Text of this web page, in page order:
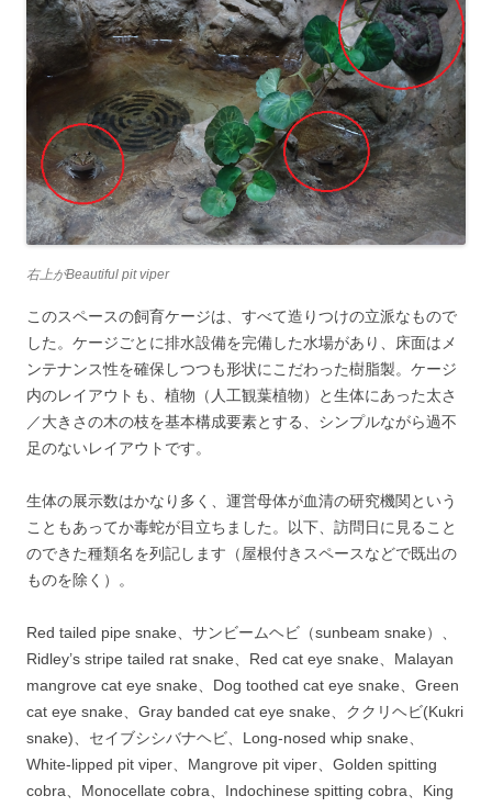
右上がBeautiful pit viper
このスペースの飼育ケージは、すべて造りつけの立派なもので
した。ケージごとに排水設備を完備した水場があり、床面はメ
ンテナンス性を確保しつつも形状にこだわった樹脂製。ケージ
内のレイアウトも、植物（人工観葉植物）と生体にあった太さ
／大きさの木の枝を基本構成要素とする、シンプルながら過不
足のないレイアウトです。
生体の展示数はかなり多く、運営母体が血清の研究機関という
こともあってか毒蛇が目立ちました。以下、訪問日に見ること
のできた種類名を列記します（屋根付きスペースなどで既出の
ものを除く）。
Red tailed pipe snake、サンビームヘビ（sunbeam snake）、
Ridley’s stripe tailed rat snake、Red cat eye snake、Malayan
mangrove cat eye snake、Dog toothed cat eye snake、Green
cat eye snake、Gray banded cat eye snake、ククリヘビ(Kukri
snake)、セイブシシバナヘビ、Long-nosed whip snake、
White-lipped pit viper、Mangrove pit viper、Golden spitting
cobra、Monocellate cobra、Indochinese spitting cobra、King